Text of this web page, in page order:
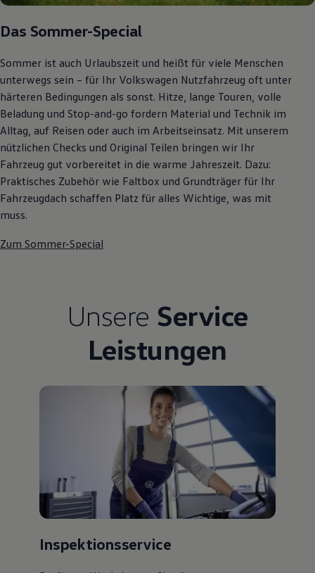
California Club
Vanlife
Ratgeber
California Reisen & Erlebnisse
California App
California Lifestyle & Zubehör
Übernachten im California
Marke
Unternehmen
Karriere
Karriere im Unternehmen
Karriere im Autohaus
Nachhaltigkeit
Kunden
Gesellschaft
Rückblick VW Bus Festival 2023
Das Sommer-Special
Sommer ist auch Urlaubszeit und heißt für viele Menschen
unterwegs sein – für Ihr Volkswagen Nutzfahrzeug oft unter
härteren Bedingungen als sonst. Hitze, lange Touren, volle
Beladung und Stop-and-go fordern Material und Technik im
Alltag, auf Reisen oder auch im Arbeitseinsatz. Mit unserem
nützlichen Checks und Original Teilen bringen wir Ihr
Fahrzeug gut vorbereitet in die warme Jahreszeit. Dazu:
Praktisches Zubehör wie Faltbox und Grundträger für Ihr
Fahrzeugdach schaffen Platz für alles Wichtige, was mit
muss.
Zum Sommer-Special
Unsere Service
Leistungen
Inspektionsservice